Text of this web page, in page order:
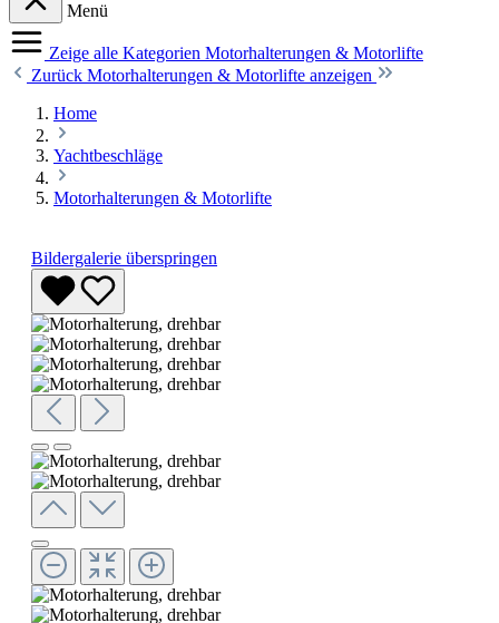
Menü
Zeige alle Kategorien Motorhalterungen & Motorlifte
Zurück Motorhalterungen & Motorlifte anzeigen
Home
Yachtbeschläge
Motorhalterungen & Motorlifte
Bildergalerie überspringen